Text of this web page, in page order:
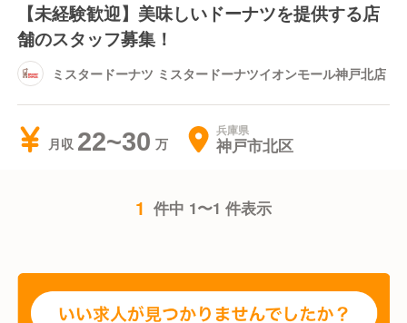
【未経験歓迎】美味しいドーナツを提供する店
舗のスタッフ募集！
ミスタードーナツ ミスタードーナツイオンモール神戸北店
月収 22~30 兵庫県
神戸市北区
1 件中 1〜1 件表示